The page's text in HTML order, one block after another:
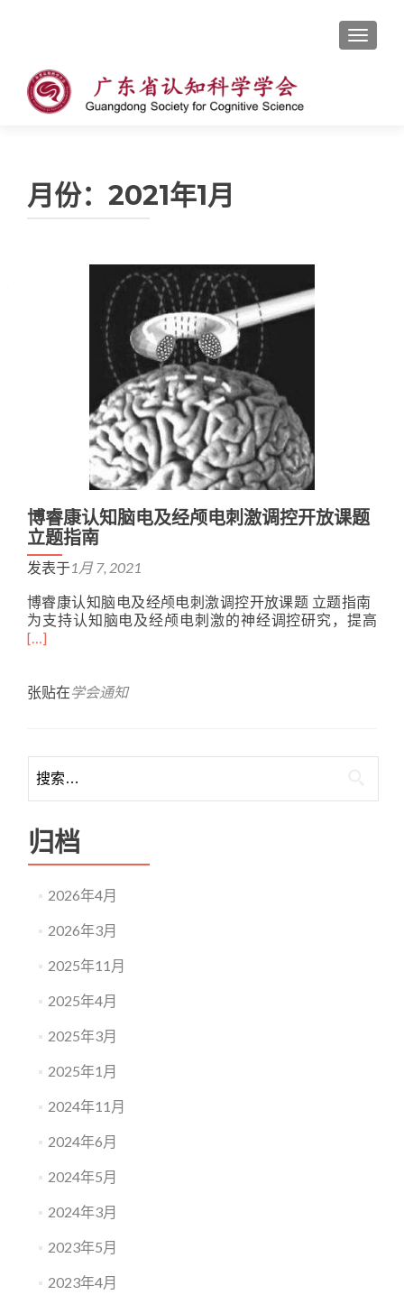
切换导
月份：2021年1月
博睿康认知脑电及经颅电刺激调控开放课题
立题指南
发表于1月 7, 2021
博睿康认知脑电及经颅电刺激调控开放课题 立题指南
为支持认知脑电及经颅电刺激的神经调控研究，提高
脑
及
[…]
张贴在学会通知
归档
2026年4月
2026年3月
2025年11月
2025年4月
2025年3月
2025年1月
2024年11月
2024年6月
2024年5月
2024年3月
2023年5月
2023年4月